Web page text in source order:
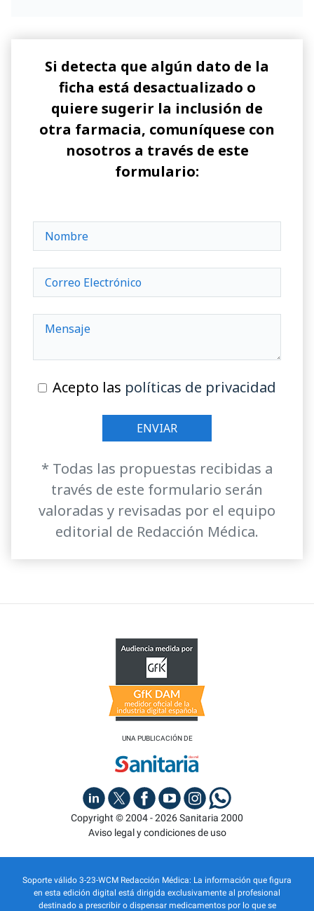
Si detecta que algún dato de la
ficha está desactualizado o
quiere sugerir la inclusión de
otra farmacia, comuníquese con
nosotros a través de este
formulario:
Acepto las políticas de privacidad
* Todas las propuestas recibidas a
través de este formulario serán
valoradas y revisadas por el equipo
editorial de Redacción Médica.
UNA PUBLICACIÓN DE
Copyright © 2004 - 2026 Sanitaria 2000
Aviso legal y condiciones de uso
Soporte válido 3-23-WCM Redacción Médica: La información que figura
en esta edición digital está dirigida exclusivamente al profesional
destinado a prescribir o dispensar medicamentos por lo que se